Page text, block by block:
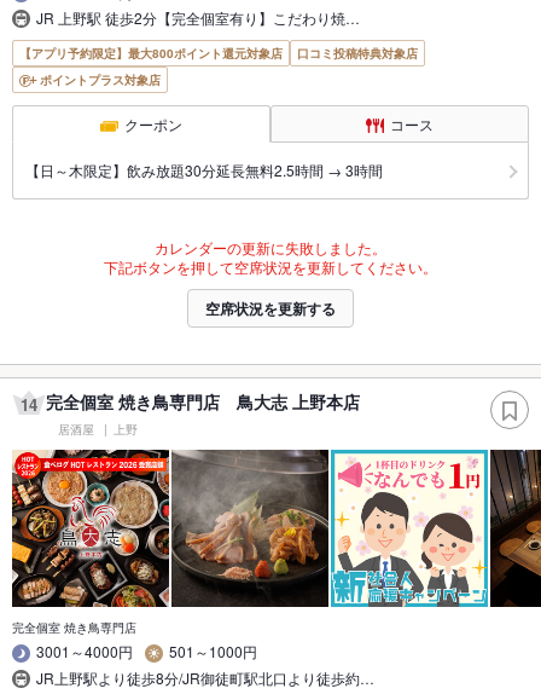
JR 上野駅 徒歩2分【完全個室有り】こだわり焼…
【アプリ予約限定】最大800ポイント還元対象店
口コミ投稿特典対象店
ポイントプラス対象店
クーポン コース
【日～木限定】飲み放題30分延長無料2.5時間 → 3時間
カレンダーの更新に失敗しました。
下記ボタンを押して空席状況を更新してください。
空席状況を更新する
14 完全個室 焼き鳥専門店 鳥大志 上野本店
居酒屋 上野
完全個室 焼き鳥専門店
3001～4000円
501～1000円
JR上野駅より徒歩8分/JR御徒町駅北口より徒歩約…